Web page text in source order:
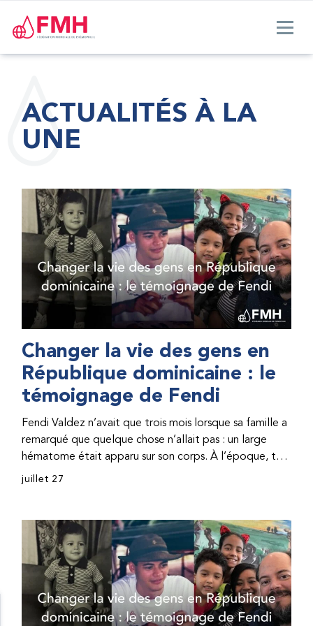
ACTUALITÉS À LA
UNE
Changer la vie des gens en
République dominicaine : le
témoignage de Fendi
Fendi Valdez n’avait que trois mois lorsque sa famille a
remarqué que quelque chose n’allait pas : un large
hématome était apparu sur son corps. À l’époque, très
peu de professionnel·les de santé de République
correct, le traitement était encore largement
indisponible. Les concentrés de facteur étaient chers
et difficiles à se procurer. Afin que son traitement dure
plus longtemps, Fendi prenait parfois une dose
inférieure à celle prescrite. À cause de ces soins limités,
il avait fréquemment des saignements, manquait
juillet 27